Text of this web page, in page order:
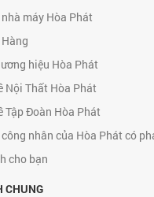
máy Hòa Phát
hiệu Hòa Phát
Nội Thất Hòa Phát
Tập Đoàn Hòa Phát
nhân của Hòa Phát có
cho bạn
CHUNG